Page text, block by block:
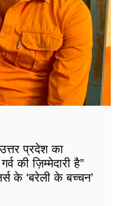
प्रदेश का
की ज़िम्मेदारी है”
के ‘बरेली के बच्चन’